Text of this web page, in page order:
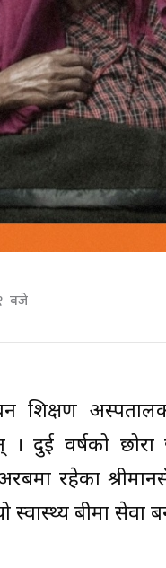
बजे
शिक्षण
। दुई वर्षको
रहेका
बीमा सेवा